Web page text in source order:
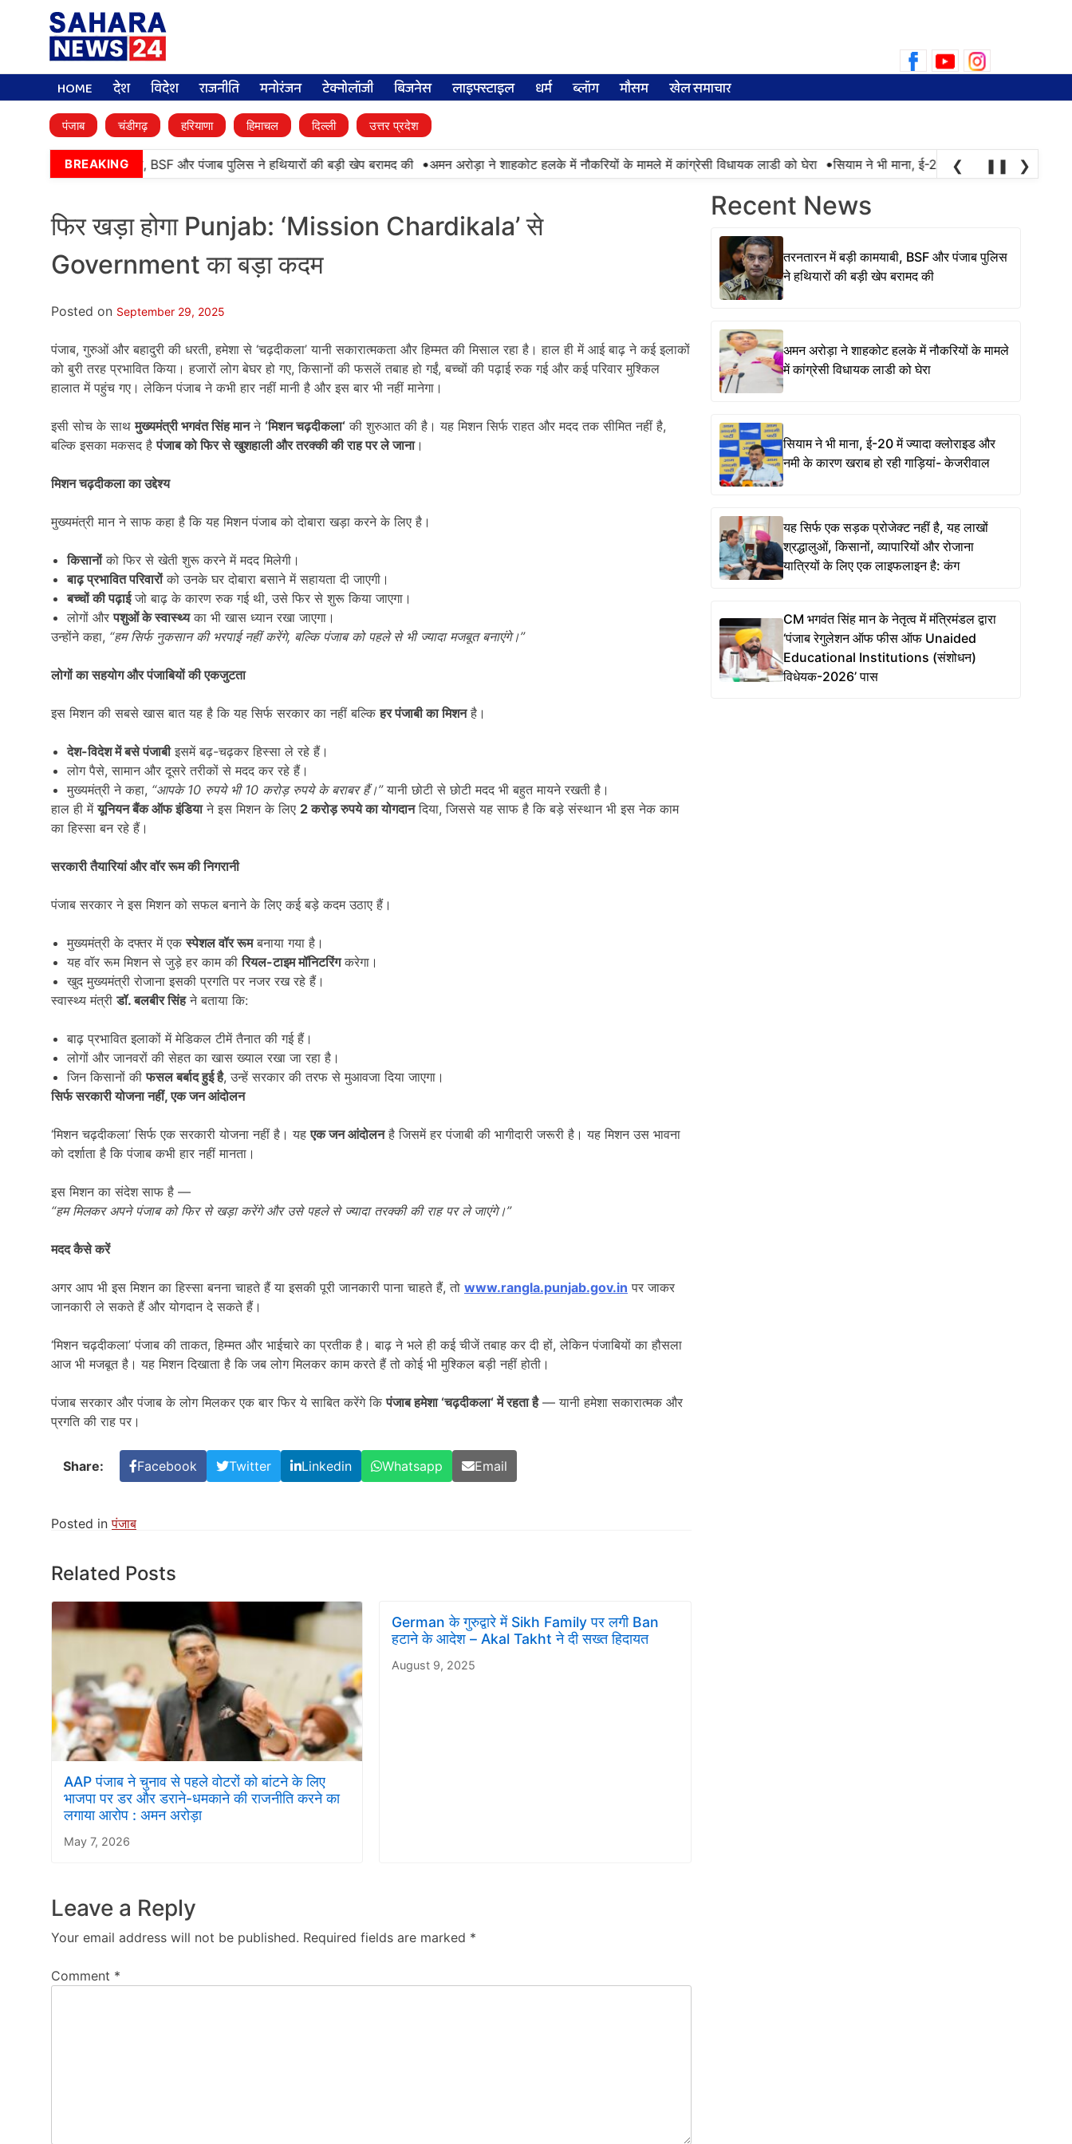
for:
HOME देश विदेश राजनीति मनोरंजन टेक्नोलॉजी बिजनेस लाइफ्स्टाइल धर्म ब्लॉग मौसम खेल समाचार
पंजाब चंडीगढ़ हरियाणा हिमाचल दिल्ली उत्तर प्रदेश
BREAKING
तरनतारन में बड़ी कामयाबी, BSF और पंजाब पुलिस ने हथियारों की बड़ी खेप बरामद की •अमन अरोड़ा ने शाहकोट हलके में नौकरियों के मामले में कांग्रेसी विधायक लाडी को घेरा •सियाम ने भी माना, ई-20 में ज्यादा क्लोराइड और नमी के
❮ ❚❚ ❯
फिर खड़ा होगा Punjab: ‘Mission Chardikala’ से
Government का बड़ा कदम
Posted on September 29, 2025
पंजाब, गुरुओं और बहादुरी की धरती, हमेशा से ‘चढ़दीकला’ यानी सकारात्मकता और हिम्मत की मिसाल रहा है। हाल ही में आई बाढ़ ने कई इलाकों
को बुरी तरह प्रभावित किया। हजारों लोग बेघर हो गए, किसानों की फसलें तबाह हो गईं, बच्चों की पढ़ाई रुक गई और कई परिवार मुश्किल
हालात में पहुंच गए। लेकिन पंजाब ने कभी हार नहीं मानी है और इस बार भी नहीं मानेगा।
इसी सोच के साथमुख्यमंत्री भगवंत सिंह मानने ‘मिशन चढ़दीकला‘ की शुरुआत की है। यह मिशन सिर्फ राहत और मदद तक सीमित नहीं है,
बल्कि इसका मकसद हैपंजाब को फिर से खुशहाली और तरक्की की राह पर ले जाना।
मिशन चढ़दीकला का उद्देश्य
मुख्यमंत्री मान ने साफ कहा है कि यह मिशन पंजाब को दोबारा खड़ा करने के लिए है।
किसानोंको फिर से खेती शुरू करने में मदद मिलेगी।
बाढ़ प्रभावित परिवारोंको उनके घर दोबारा बसाने में सहायता दी जाएगी।
बच्चों की पढ़ाईजो बाढ़ के कारण रुक गई थी, उसे फिर से शुरू किया जाएगा।
लोगों औरपशुओं के स्वास्थ्यका भी खास ध्यान रखा जाएगा।
उन्होंने कहा, “हम सिर्फ नुकसान की भरपाई नहीं करेंगे, बल्कि पंजाब को पहले से भी ज्यादा मजबूत बनाएंगे।”
लोगों का सहयोग और पंजाबियों की एकजुटता
इस मिशन की सबसे खास बात यह है कि यह सिर्फ सरकार का नहीं बल्किहर पंजाबी का मिशनहै।
देश-विदेश में बसे पंजाबीइसमें बढ़-चढ़कर हिस्सा ले रहे हैं।
लोग पैसे, सामान और दूसरे तरीकों से मदद कर रहे हैं।
मुख्यमंत्री ने कहा, “आपके10 रुपये भी 10 करोड़ रुपये के बराबर हैं।”यानी छोटी से छोटी मदद भी बहुत मायने रखती है।
हाल ही मेंयूनियन बैंक ऑफ इंडियाने इस मिशन के लिए 2करोड़ रुपये का योगदानदिया, जिससे यह साफ है कि बड़े संस्थान भी इस नेक काम
का हिस्सा बन रहे हैं।
सरकारी तैयारियां और वॉर रूम की निगरानी
पंजाब सरकार ने इस मिशन को सफल बनाने के लिए कई बड़े कदम उठाए हैं।
मुख्यमंत्री के दफ्तर में एकस्पेशल वॉर रूमबनाया गया है।
यह वॉर रूम मिशन से जुड़े हर काम कीरियल-टाइम मॉनिटरिंगकरेगा।
खुद मुख्यमंत्री रोजाना इसकी प्रगति पर नजर रख रहे हैं।
स्वास्थ्य मंत्रीडॉ. बलबीर सिंहने बताया कि:
बाढ़ प्रभावित इलाकों में मेडिकल टीमें तैनात की गई हैं।
लोगों और जानवरों की सेहत का खास ख्याल रखा जा रहा है।
जिन किसानों कीफसल बर्बाद हुई है, उन्हें सरकार की तरफ से मुआवजा दिया जाएगा।
सिर्फ सरकारी योजना नहीं,एक जन आंदोलन
‘मिशन चढ़दीकला’ सिर्फ एक सरकारी योजना नहीं है। यहएक जन आंदोलनहै जिसमें हर पंजाबी की भागीदारी जरूरी है। यह मिशन उस भावना
को दर्शाता है कि पंजाब कभी हार नहीं मानता।
इस मिशन का संदेश साफ है —
“हम मिलकर अपने पंजाब को फिर से खड़ा करेंगे और उसे पहले से ज्यादा तरक्की की राह पर ले जाएंगे।”
मदद कैसे करें
अगर आप भी इस मिशन का हिस्सा बनना चाहते हैं या इसकी पूरी जानकारी पाना चाहते हैं, तो www.rangla.punjab.gov.in पर जाकर
जानकारी ले सकते हैं और योगदान दे सकते हैं।
‘मिशन चढ़दीकला’ पंजाब की ताकत, हिम्मत और भाईचारे का प्रतीक है। बाढ़ ने भले ही कई चीजें तबाह कर दी हों, लेकिन पंजाबियों का हौसला
आज भी मजबूत है। यह मिशन दिखाता है कि जब लोग मिलकर काम करते हैं तो कोई भी मुश्किल बड़ी नहीं होती।
पंजाब सरकार और पंजाब के लोग मिलकर एक बार फिर ये साबित करेंगे किपंजाब हमेशा ‘चढ़दीकला‘में रहता है— यानी हमेशा सकारात्मक और
प्रगति की राह पर।
Share: Facebook Twitter Linkedin Whatsapp Email
Posted inपंजाब
Related Posts
AAP पंजाब ने चुनाव से पहले वोटरों को बांटने के लिए
भाजपा पर डर और डराने-धमकाने की राजनीति करने का
लगाया आरोप : अमन अरोड़ा
May 7, 2026
German के गुरुद्वारे में Sikh Family पर लगी Ban
हटाने के आदेश – Akal Takht ने दी सख्त हिदायत
August 9, 2025
Leave a Reply
Your email address will not be published. Required fields are marked *
Comment *
Recent News
तरनतारन में बड़ी कामयाबी, BSF और पंजाब पुलिस
ने हथियारों की बड़ी खेप बरामद की
अमन अरोड़ा ने शाहकोट हलके में नौकरियों के मामले
में कांग्रेसी विधायक लाडी को घेरा
सियाम ने भी माना, ई-20 में ज्यादा क्लोराइड और
नमी के कारण खराब हो रही गाड़ियां- केजरीवाल
यह सिर्फ एक सड़क प्रोजेक्ट नहीं है, यह लाखों
श्रद्धालुओं, किसानों, व्यापारियों और रोजाना
यात्रियों के लिए एक लाइफलाइन है: कंग
CM भगवंत सिंह मान के नेतृत्व में मंत्रिमंडल द्वारा
‘पंजाब रेगुलेशन ऑफ फीस ऑफ Unaided
Educational Institutions (संशोधन)
विधेयक-2026’ पास